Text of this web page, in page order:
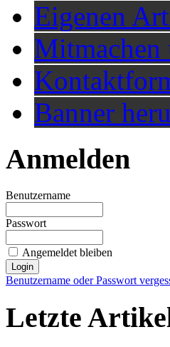
Eigenen
Mitmachen
Banner
Anmelden
Benutzername
Passwort
Angemeldet bleiben
Benutzername oder Passwort
Letzte